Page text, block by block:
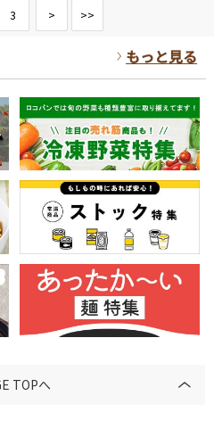
3 > >>
もっと見る
TOPへ